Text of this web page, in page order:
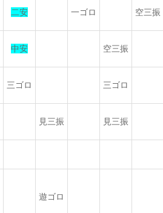
二安 一ゴロ 空三振
中安 空三振
三ゴロ 三ゴロ
見三振 見三振
遊ゴロ